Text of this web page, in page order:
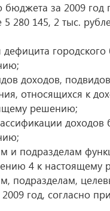
бюджета за 2009
280 145, 2 тыс.
доходов,
относящихся к
решению;
доходов
и подразделам
4 к
подразделам,
год, согласно